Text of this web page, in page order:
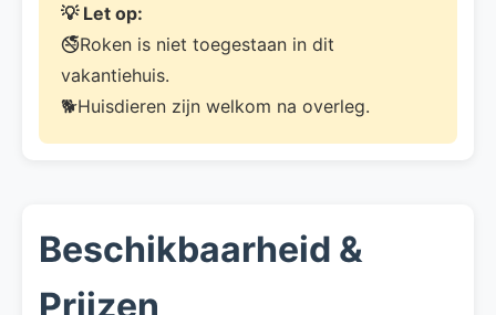
💡 Let op:
🚭Roken is niet toegestaan in dit
vakantiehuis.
🐕Huisdieren zijn welkom na overleg.
Beschikbaarheid &
Prijzen